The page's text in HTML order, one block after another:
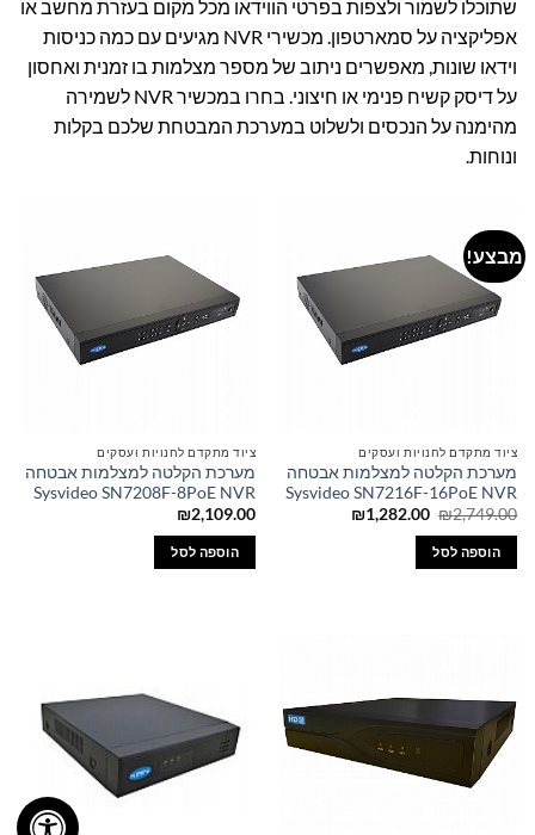
שתוכלו לשמור ולצפות בפרטי הווידאו מכל מקום בעזרת מחשב או
אפליקציה על סמארטפון. מכשירי NVR מגיעים עם כמה כניסות
וידאו שונות, מאפשרים ניתוב של מספר מצלמות בו זמנית ואחסון
על דיסק קשיח פנימי או חיצוני. בחרו במכשיר NVR לשמירה
מהימנה על הנכסים ולשלוט במערכת המבטחת שלכם בקלות
ונוחות.
מבצע!
ציוד מתקדם לחנויות ועסקים
מערכת הקלטה למצלמות אבטחה
Sysvideo SN7216F-16PoE NVR
₪2,749.00
המחיר
₪1,282.00
המחיר
הוספה לסל
ציוד מתקדם לחנויות ועסקים
מערכת הקלטה למצלמות אבטחה
Sysvideo SN7208F-8PoE NVR
₪2,109.00
הוספה לסל